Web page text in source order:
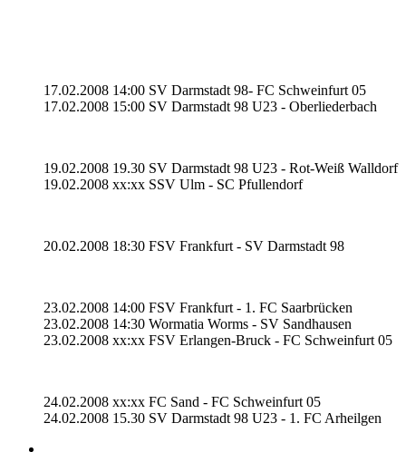
17.02.2008 14:00 SV Darmstadt 98- FC Schweinfurt 05
17.02.2008 15:00 SV Darmstadt 98 U23 - Oberliederbach
19.02.2008 19.30 SV Darmstadt 98 U23 - Rot-Weiß Walldorf
19.02.2008 xx:xx SSV Ulm - SC Pfullendorf
20.02.2008 18:30 FSV Frankfurt - SV Darmstadt 98
23.02.2008 14:00 FSV Frankfurt - 1. FC Saarbrücken
23.02.2008 14:30 Wormatia Worms - SV Sandhausen
23.02.2008 xx:xx FSV Erlangen-Bruck - FC Schweinfurt 05
24.02.2008 xx:xx FC Sand - FC Schweinfurt 05
24.02.2008 15.30 SV Darmstadt 98 U23 - 1. FC Arheilgen